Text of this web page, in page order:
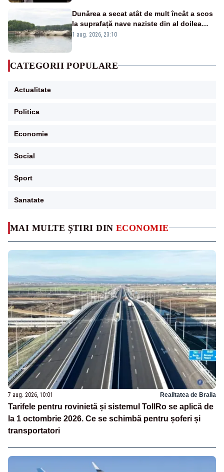
MAI MULTE ȘTIRI DIN ECONOMIE
7 aug. 2026, 10:01 Realitatea de Braila
Tarifele pentru rovinietă și sistemul TollRo se aplică de
la 1 octombrie 2026. Ce se schimbă pentru șoferi și
transportatori
Dunărea a secat atât de mult încât a scos
la suprafață nave naziste din al doilea
război mondial
1 aug. 2026, 23:10
CATEGORII POPULARE
Actualitate
Politica
Economie
Social
Sport
Sanatate